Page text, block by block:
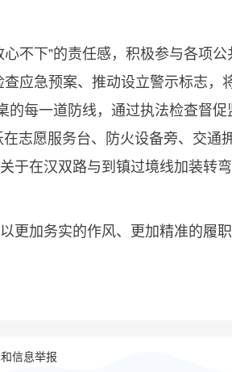
下”的责任感，积极参与各项公
应急预案、推动设立警示标志，
每一道防线，通过执法检查督
志愿服务台、防火设备旁、交
于在汉双路与到镇过境线加装转
加务实的作风、更加精准的履职
信息举报